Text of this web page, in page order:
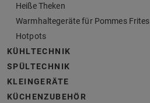
Heiße Theken
Warmhaltegeräte für Pommes Frites
Hotpots
KÜHLTECHNIK
SPÜLTECHNIK
KLEINGERÄTE
KÜCHENZUBEHÖR